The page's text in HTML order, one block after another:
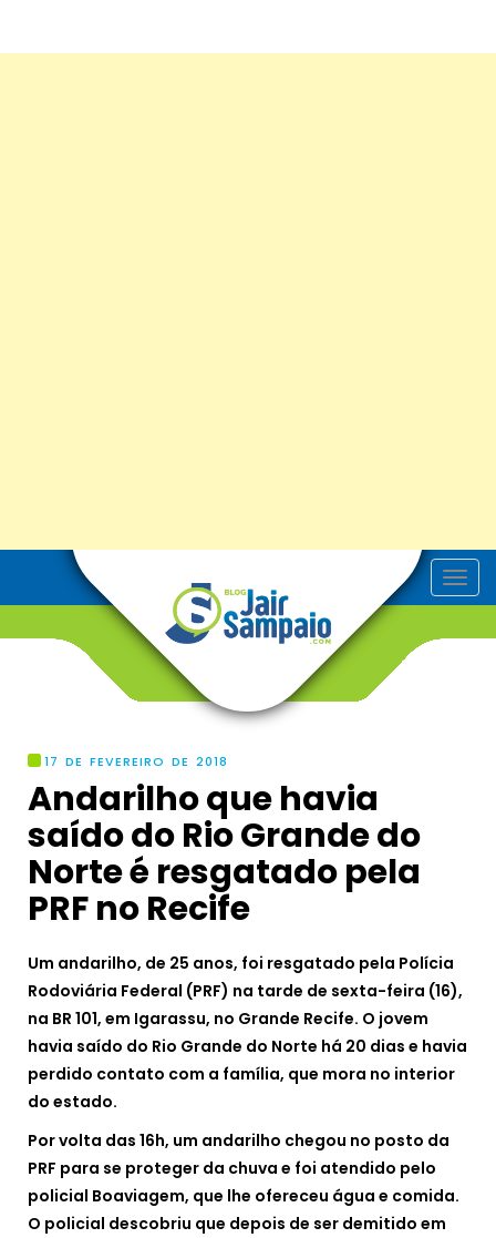
T
o
17 DE FEVEREIRO DE 2018
Andarilho que havia
saído do Rio Grande do
Norte é resgatado pela
PRF no Recife
Um andarilho, de 25 anos, foi resgatado pela Polícia
Rodoviária Federal (PRF) na tarde de sexta-feira (16),
na BR 101, em Igarassu, no Grande Recife. O jovem
havia saído do Rio Grande do Norte há 20 dias e havia
perdido contato com a família, que mora no interior
do estado.
Por volta das 16h, um andarilho chegou no posto da
PRF para se proteger da chuva e foi atendido pelo
policial Boaviagem, que lhe ofereceu água e comida.
O policial descobriu que depois de ser demitido em